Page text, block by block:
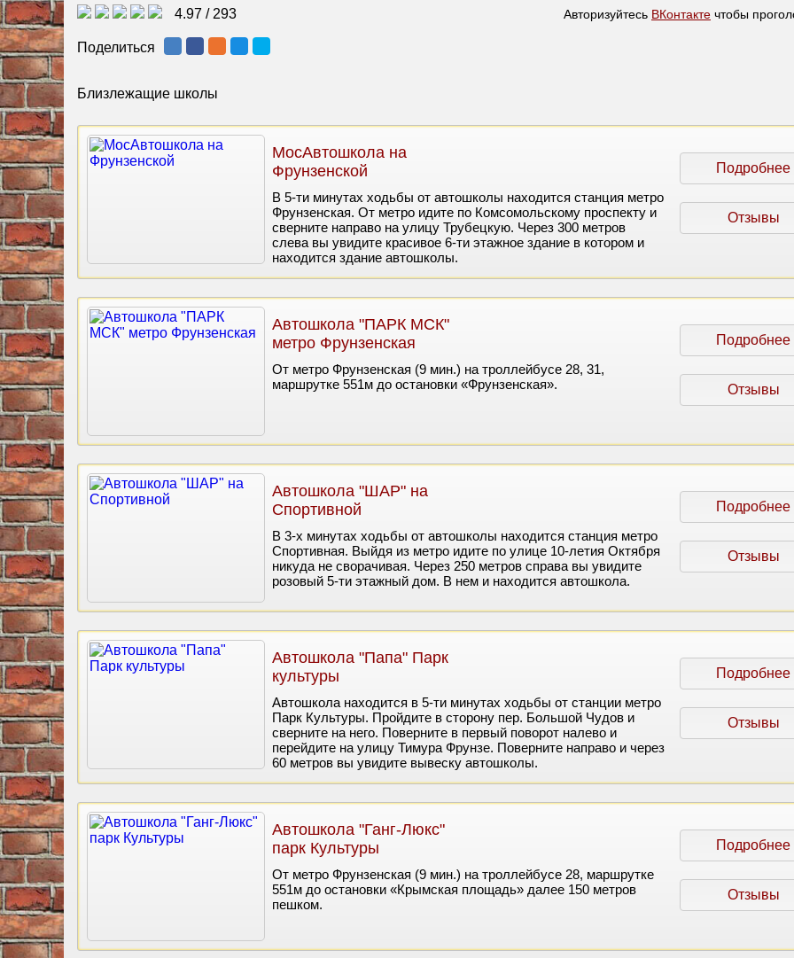
4.97 /293 Авторизуйтесь ВКонтакте чтобы
Поделиться
Близлежащие школы
МосАвтошкола на
Фрунзенской
В 5-ти минутах ходьбы от автошколы находится станция метро
Фрунзенская. От метро идите по Комсомольскому проспекту и
сверните направо на улицу Трубецкую. Через 300 метров
слева вы увидите красивое 6-ти этажное здание в котором и
находится здание автошколы.
Подробнее
Отзывы
Автошкола "ПАРК МСК"
метро Фрунзенская
От метро Фрунзенская (9 мин.) на троллейбусе 28, 31,
маршрутке 551м до остановки «Фрунзенская».
Подробнее
Отзывы
Автошкола "ШАР" на
Спортивной
В 3-х минутах ходьбы от автошколы находится станция метро
Спортивная. Выйдя из метро идите по улице 10-летия Октября
никуда не сворачивая. Через 250 метров справа вы увидите
розовый 5-ти этажный дом. В нем и находится автошкола.
Подробнее
Отзывы
Автошкола "Папа" Парк
культуры
Автошкола находится в 5-ти минутах ходьбы от станции метро
Парк Культуры. Пройдите в сторону пер. Большой Чудов и
сверните на него. Поверните в первый поворот налево и
перейдите на улицу Тимура Фрунзе. Поверните направо и через
60 метров вы увидите вывеску автошколы.
Подробнее
Отзывы
Автошкола "Ганг-Люкс"
парк Культуры
От метро Фрунзенская (9 мин.) на троллейбусе 28, маршрутке
551м до остановки «Крымская площадь» далее 150 метров
пешком.
Подробнее
Отзывы